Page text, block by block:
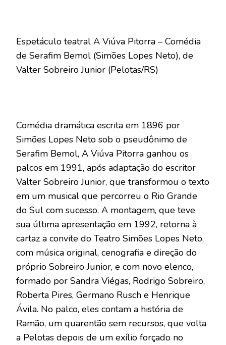
Espetáculo teatral A Viúva Pitorra – Comédia
de Serafim Bemol (Simões Lopes Neto), de
Valter Sobreiro Junior (Pelotas/RS)
Comédia dramática escrita em 1896 por
Simões Lopes Neto sob o pseudônimo de
Serafim Bemol, A Viúva Pitorra ganhou os
palcos em 1991, após adaptação do escritor
Valter Sobreiro Junior, que transformou o texto
em um musical que percorreu o Rio Grande
do Sul com sucesso. A montagem, que teve
sua última apresentação em 1992, retorna à
cartaz a convite do Teatro Simões Lopes Neto,
com música original, cenografia e direção do
próprio Sobreiro Junior, e com novo elenco,
formado por Sandra Viégas, Rodrigo Sobreiro,
Roberta Pires, Germano Rusch e Henrique
Ávila. No palco, eles contam a história de
Ramão, um quarentão sem recursos, que volta
a Pelotas depois de um exílio forçado no